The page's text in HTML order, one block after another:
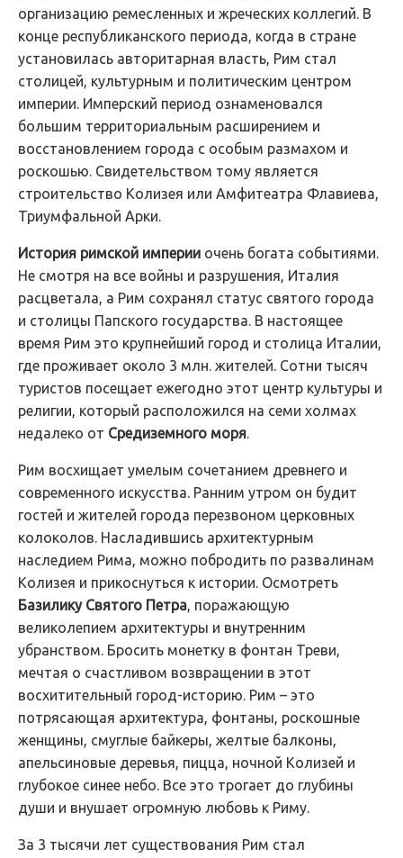
организацию ремесленных и жреческих коллегий. В
конце республиканского периода, когда в стране
установилась авторитарная власть, Рим стал
столицей, культурным и политическим центром
империи. Имперский период ознаменовался
большим территориальным расширением и
восстановлением города с особым размахом и
роскошью. Свидетельством тому является
строительство Колизея или Амфитеатра Флавиева,
Триумфальной Арки.
История римской империи очень богата событиями.
Не смотря на все войны и разрушения, Италия
расцветала, а Рим сохранял статус святого города
и столицы Папского государства. В настоящее
время Рим это крупнейший город и столица Италии,
где проживает около 3 млн. жителей. Сотни тысяч
туристов посещает ежегодно этот центр культуры и
религии, который расположился на семи холмах
недалеко от Средиземного моря.
Рим восхищает умелым сочетанием древнего и
современного искусства. Ранним утром он будит
гостей и жителей города перезвоном церковных
колоколов. Насладившись архитектурным
наследием Рима, можно побродить по развалинам
Колизея и прикоснуться к истории. Осмотреть
Базилику Святого Петра, поражающую
великолепием архитектуры и внутренним
убранством. Бросить монетку в фонтан Треви,
мечтая о счастливом возвращении в этот
восхитительный город-историю. Рим – это
потрясающая архитектура, фонтаны, роскошные
женщины, смуглые байкеры, желтые балконы,
апельсиновые деревья, пицца, ночной Колизей и
глубокое синее небо. Все это трогает до глубины
души и внушает огромную любовь к Риму.
За 3 тысячи лет существования Рим стал